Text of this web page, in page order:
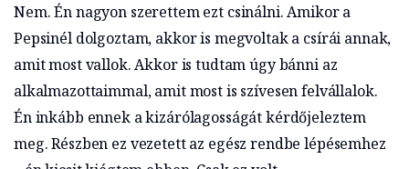
Nem. Én nagyon szerettem ezt csinálni. Amikor a
Pepsinél dolgoztam, akkor is megvoltak a csírái annak,
amit most vallok. Akkor is tudtam úgy bánni az
alkalmazottaimmal, amit most is szívesen felvállalok.
Én inkább ennek a kizárólagosságát kérdőjeleztem
meg. Részben ez vezetett az egész rendbe lépésemhez